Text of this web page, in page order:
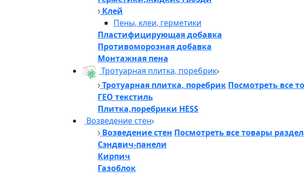
Клей
Пены, клеи, герметики
Пластифицирующая добавка
Противоморозная добавка
Монтажная пена
Тротуарная плитка, поребрик
Тротуарная плитка, поребрик Посмотреть все
ГЕО текстиль
Плитка,поребрики HESS
Возведение стен
Возведение стен Посмотреть все товары
Сэндвич-панели
Кирпич
Газоблок